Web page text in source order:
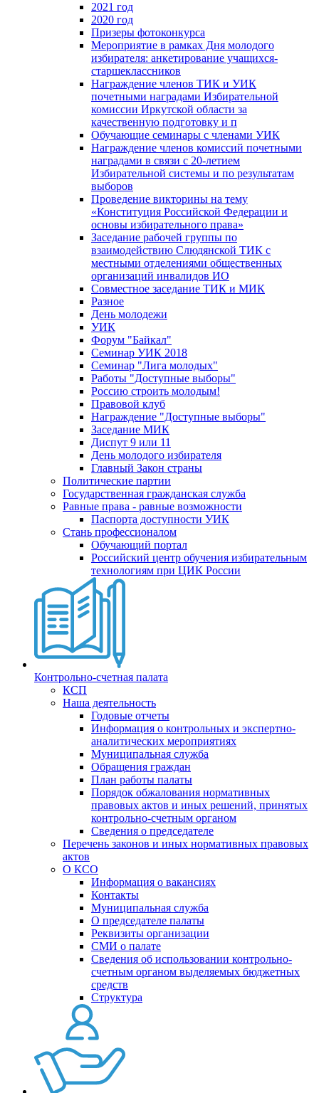
2021 год
2020 год
Призеры фотоконкурса
Мероприятие в рамках Дня молодого
избирателя: анкетирование учащихся-
старшеклассников
Награждение членов ТИК и УИК
почетными наградами Избирательной
комиссии Иркутской области за
качественную подготовку и п
Обучающие семинары с членами УИК
Награждение членов комиссий почетными
наградами в связи с 20-летием
Избирательной системы и по результатам
выборов
Проведение викторины на тему
«Конституция Российской Федерации и
основы избирательного права»
Заседание рабочей группы по
взаимодействию Слюдянской ТИК с
местными отделениями общественных
организаций инвалидов ИО
Совместное заседание ТИК и МИК
Разное
День молодежи
УИК
Форум "Байкал"
Семинар УИК 2018
Семинар "Лига молодых"
Работы "Доступные выборы"
Россию строить молодым!
Правовой клуб
Награждение "Доступные выборы"
Заседание МИК
Диспут 9 или 11
День молодого избирателя
Главный Закон страны
Политические партии
Государственная гражданская служба
Равные права - равные возможности
Паспорта доступности УИК
Стань профессионалом
Обучающий портал
Российский центр обучения избирательным
технологиям при ЦИК России
Контрольно-счетная палата
КСП
Наша деятельность
Годовые отчеты
Информация о контрольных и экспертно-
аналитических мероприятиях
Муниципальная служба
Обращения граждан
План работы палаты
Порядок обжалования нормативных
правовых актов и иных решений, принятых
контрольно-счетным органом
Сведения о председателе
Перечень законов и иных нормативных правовых
актов
О КСО
Информация о вакансиях
Контакты
Муниципальная служба
О председателе палаты
Реквизиты организации
СМИ о палате
Сведения об использовании контрольно-
счетным органом выделяемых бюджетных
средств
Структура